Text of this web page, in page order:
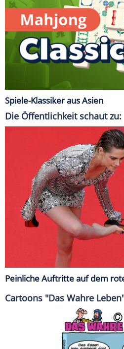
Spiele-Klassiker aus Asien
Die Öffentlichkeit schaut zu:
Peinliche Auftritte auf dem
Cartoons "Das Wahre